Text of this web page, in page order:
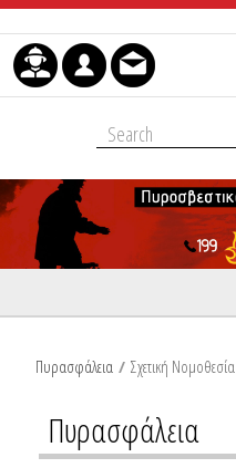
Skip to Content
Πυρασφάλεια / Σχετική Νομοθεσία
Πυρασφάλεια